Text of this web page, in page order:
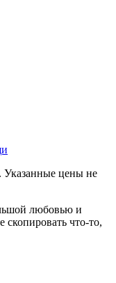
Указанные цены не
любовью и
что-то,